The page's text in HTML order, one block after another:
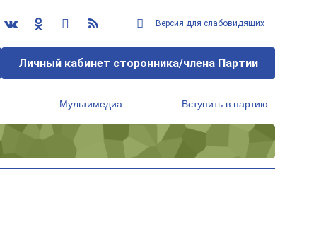
Версия для слабовидящих
Личный кабинет сторонника/члена Партии
Мультимедиа Вступить в партию